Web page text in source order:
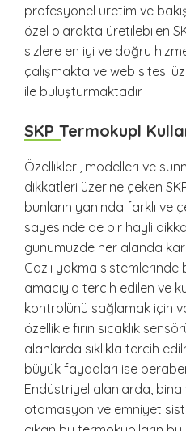
profesyonel üretim ve bakış
özel olarakta üretilebilen
sizlere en iyi ve doğru
çalışmakta ve web sitesi
ile buluşturmaktadır.
SKP Termokupl
Özellikleri, modelleri ve
dikkatleri üzerine çeken
bunların yanında farklı ve
sayesinde de bir hayli
günümüzde her alanda
Gazlı yakma
amacıyla tercih edilen ve
kontrolünü sağlamak için
özellikle fırın sıcaklık
alanlarda sıklıkla tercih
büyük faydaları ise
Endüstriyel alanlarda,
otomasyon ve emniyet